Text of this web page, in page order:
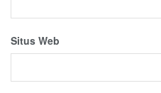
Situs Web